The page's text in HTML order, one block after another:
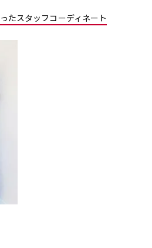
たスタッフコーディネート